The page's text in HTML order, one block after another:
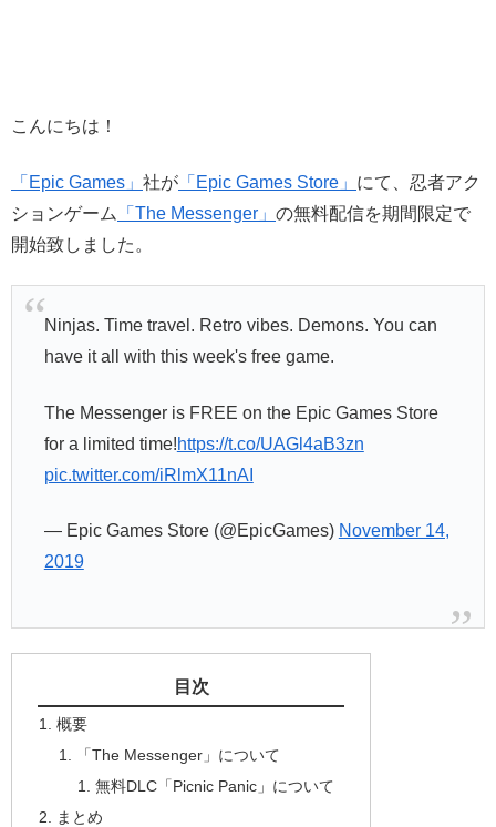
こんにちは！
「Epic Games」 社が 「Epic Games Store」 にて、忍者アク
ションゲーム
「The Messenger」 の無料配信を期間限定で
開始致しました。
Ninjas. Time travel. Retro vibes. Demons. You can
have it all with this week's free game.
The Messenger is FREE on the Epic Games Store
for a limited time!https://t.co/UAGl4aB3zn
pic.twitter.com/iRlmX11nAI
— Epic Games Store (@EpicGames) November 14,
2019
目次
概要
「The Messenger」について
無料DLC「Picnic Panic」について
まとめ